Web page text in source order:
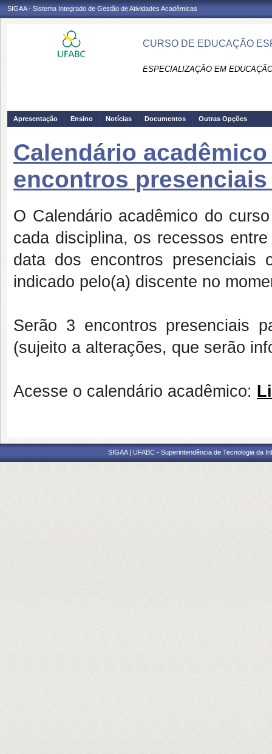
SIGAA - Sistema Integrado de Gestão de Atividades Acadêmicas
CURSO DE EDUCAÇÃO
ESPECIALIZAÇÃO EM
Apresentação Ensino Notícias Documentos Outras Opções
Calendário
encontros
O Calendário acadêmico do
cada disciplina, os recessos
data dos encontros presenciais
indicado pelo(a) discente no
Serão 3 encontros presenciais
(sujeito a alterações, que serão
Acesse o calendário acadêmico:
SIGAA | UFABC - Superintendência de Tecnologia da